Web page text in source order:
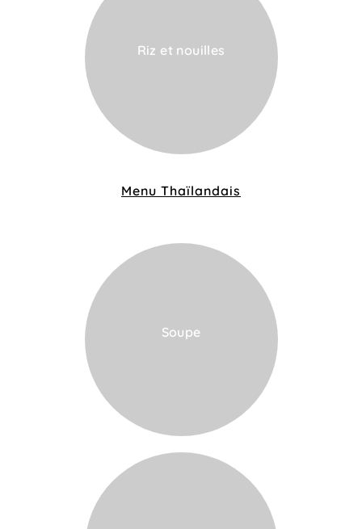
Riz et nouilles
VOIR LA CARTE
Menu Thaïlandais
Soupe
VOIR LA CARTE